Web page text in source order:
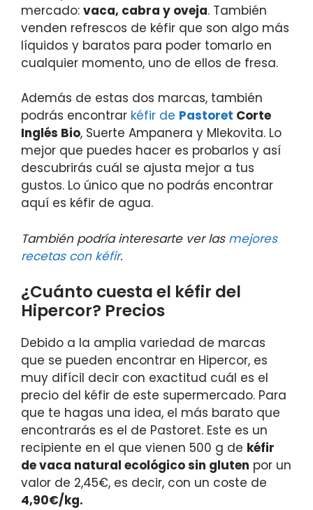
mercado: vaca, cabra y oveja. También
venden refrescos de kéfir que son algo más
líquidos y baratos para poder tomarlo en
cualquier momento, uno de ellos de fresa.
Además de estas dos marcas, también
podrás encontrar kéfir de Pastoret Corte
Inglés Bio, Suerte Ampanera y Mlekovita. Lo
mejor que puedes hacer es probarlos y así
descubrirás cuál se ajusta mejor a tus
gustos. Lo único que no podrás encontrar
aquí es kéfir de agua.
También podría interesarte ver las mejores
recetas con kéfir.
¿Cuánto cuesta el kéfir del
Hipercor? Precios
Debido a la amplia variedad de marcas
que se pueden encontrar en Hipercor, es
muy difícil decir con exactitud cuál es el
precio del kéfir de este supermercado. Para
que te hagas una idea, el más barato que
encontrarás es el de Pastoret. Este es un
recipiente en el que vienen 500 g de kéfir
de vaca natural ecológico sin gluten por un
valor de 2,45€, es decir, con un coste de
4,90€/kg.